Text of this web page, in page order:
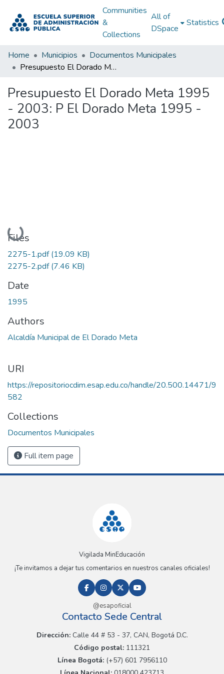
Communities
&
Collections
All of
DSpace
Statistics
Home Municipios
Documentos Municipales
Presupuesto El Dorado Meta 1995 - 2003: P El Dorado Meta 1995 - 2003
Presupuesto El Dorado Meta 1995
- 2003: P El Dorado Meta 1995 -
2003
Loading...
Files
2275-1.pdf(19.09 KB)
2275-2.pdf(7.46 KB)
Date
1995
Authors
Alcaldía Municipal de El Dorado Meta
URI
https://repositoriocdim.esap.edu.co/handle/20.500.14471/9
582
Collections
Documentos Municipales
Full item page
Vigilada MinEducación
¡Te invitamos a dejar tus comentarios en nuestros canales oficiales!
@esapoficial
Contacto Sede Central
Dirección:Calle 44 # 53 - 37, CAN, Bogotá D.C.
Código postal: 111321
Línea Bogotá:(+57) 601 7956110